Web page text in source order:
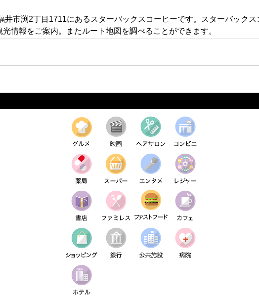
市渕2丁目1711にあるスターバックスコーヒーです。スターバック
情報をご案内。またルート地図を調べることができます。